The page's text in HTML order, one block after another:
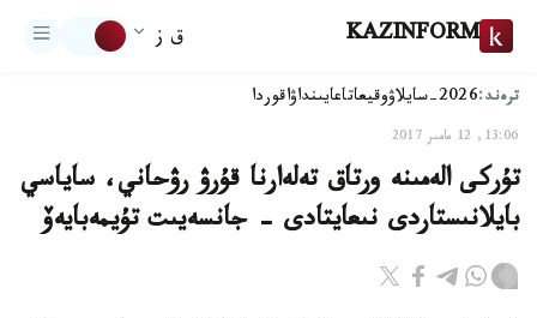
KAZINFORM ق ز
ترەند:2026-سايلاۋ وقيعاتاعايىنداۋاقوردا
13:06, 12 مامىر 2017
تۇركى الەمىنە ورتاق تەلەارنا قۇرۋ رۋحاني، ساياسي
بايلانىستاردى نىعايتادى - جانسەيىت تۇيمەبايەۆ